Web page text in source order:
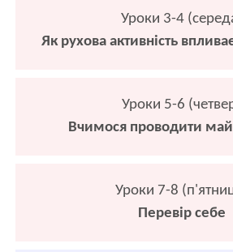
Уроки 3-4
Як рухова активність
Уроки 5-6
Вчимося проводити
Уроки 7-8
Перевір себе